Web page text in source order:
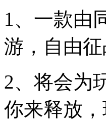
1、一款由
游，自由征
2、将会为
你来释放